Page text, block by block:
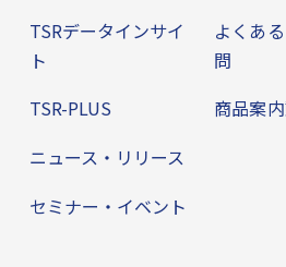
TSRデータインサイ
ト
TSR-PLUS
ニュース・リリース
セミナー・イベント
よくあ
問
商品案